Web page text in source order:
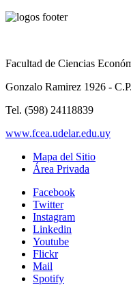
Facultad de Ciencias
Gonzalo Ramirez 1926 -
Tel. (598) 24118839
www.fcea.udelar.edu.uy
Mapa del Sitio
Área Privada
Facebook
Twitter
Instagram
Linkedin
Youtube
Flickr
Mail
Spotify